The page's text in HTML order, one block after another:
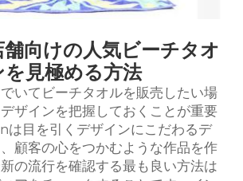
向けの人気ビーチタオ
見極める方法
いてビーチタオルを販売したい場
ザインを把握しておくことが重要
は目を引くデザインにこだわるデ
顧客の心をつかむような作品を作
の流行を確認する最も良い方法は